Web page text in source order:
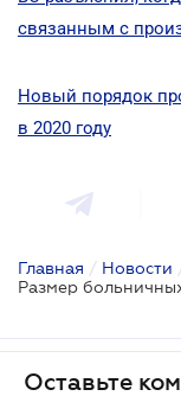
связанным с
Новый порядок
в 2020 году
Главная / Новости
Размер
Оставьте